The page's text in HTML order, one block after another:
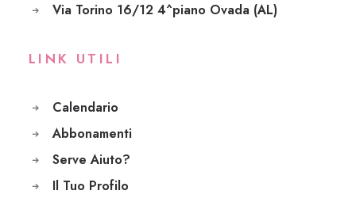
Via Torino 16/12 4^piano Ovada (AL)
LINK UTILI
Calendario
Abbonamenti
Serve Aiuto?
Il Tuo Profilo